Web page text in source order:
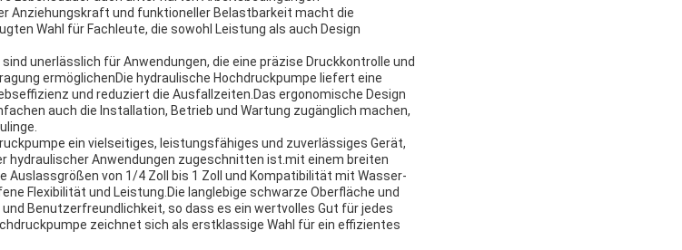
Anziehungskraft und funktioneller Belastbarkeit macht die
Wahl für Fachleute, die sowohl Leistung als auch Design
unerlässlich für Anwendungen, die eine präzise Druckkontrolle und
ermöglichenDie hydraulische Hochdruckpumpe liefert eine
und reduziert die Ausfallzeiten.Das ergonomische Design
auch die Installation, Betrieb und Wartung zugänglich machen,
ein vielseitiges, leistungsfähiges und zuverlässiges Gerät,
hydraulischer Anwendungen zugeschnitten ist.mit einem breiten
Auslassgrößen von 1/4 Zoll bis 1 Zoll und Kompatibilität mit Wasser-
Flexibilität und Leistung.Die langlebige schwarze Oberfläche und
Benutzerfreundlichkeit, so dass es ein wertvolles Gut für jedes
zeichnet sich als erstklassige Wahl für ein effizientes